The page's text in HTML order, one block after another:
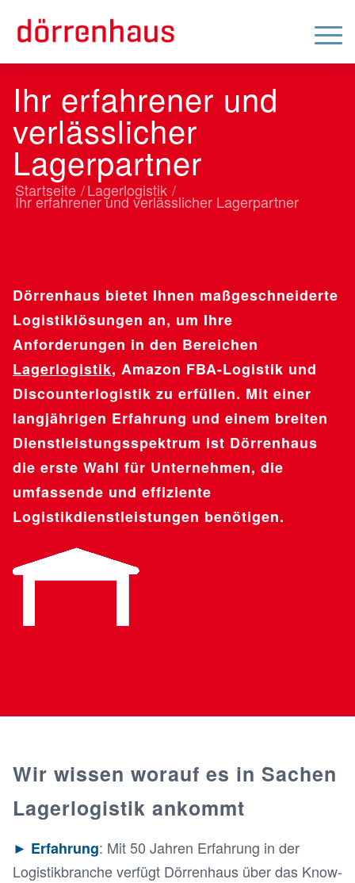
Ihr erfahrener und
verlässlicher
Lagerpartner
Startseite /Lagerlogistik /
Ihr erfahrener und verlässlicher Lagerpartner
Dörrenhaus bietet Ihnen maßgeschneiderte
Logistiklösungen an, um Ihre
Anforderungen in den Bereichen
Lagerlogistik, Amazon FBA-Logistik und
Discounterlogistik zu erfüllen. Mit einer
langjährigen Erfahrung und einem breiten
Dienstleistungsspektrum ist Dörrenhaus
die erste Wahl für Unternehmen, die
umfassende und effiziente
Logistikdienstleistungen benötigen.
Wir wissen worauf es in Sachen
Lagerlogistik ankommt
► Erfahrung: Mit 50 Jahren Erfahrung in der
Logistikbranche verfügt Dörrenhaus über das Know-